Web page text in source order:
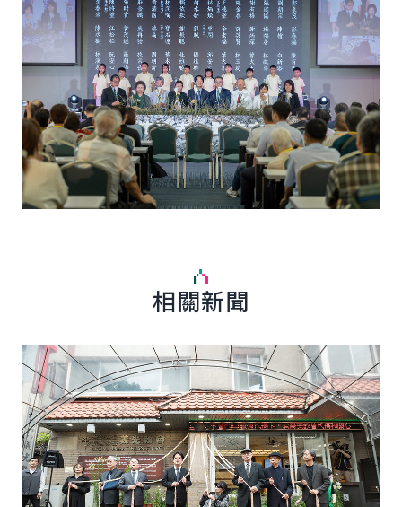
相關新聞
詳細內容